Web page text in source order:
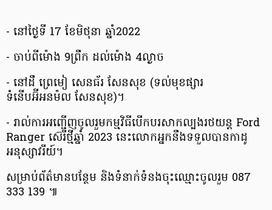
- នៅថ្ងៃទី 17 ខែមិថុនា ឆ្នាំ2022
- ចាប់ពីម៉ោង 9ព្រឹក ដល់ម៉ោង 4ល្ងាច
- នៅដឹ ព្រេមៀ សេនធ័រ សែនសុខ (ទល់មុខផ្សារ
ទំនើបអ៊ីអនម៉ល សែនសុខ)។
- រាល់ការអញ្ជើញចូលរួមកម្មវិធីបើកបរសាកល្បងរថយន្ត Ford
Ranger ស៊េរីថ្មីឆ្នាំ 2023 នេះលោកអ្នកនឹងទទួលបានកាដូ
អនុស្សាវរីយ៍។
សម្រាប់ព័ត៌មានបន្ថែម និងទំនាក់ទំនងចុះឈ្មោះចូលរួម 087
333 139 ៕